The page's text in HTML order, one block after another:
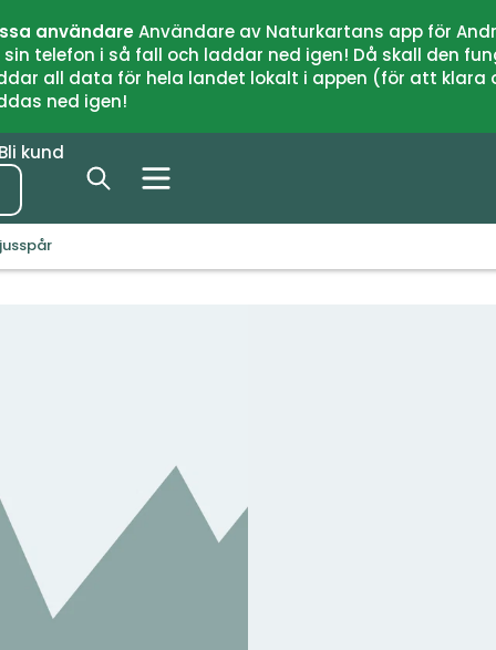
användareAnvändare av Naturkartans app för
telefon i så fall och laddar ned igen! Då skall den
all data för hela landet lokalt i appen (för att
ned igen!
Bli kund